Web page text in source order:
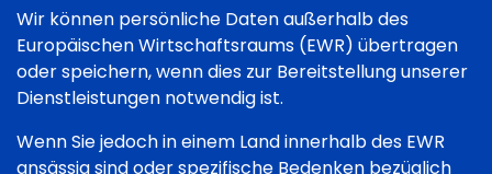
Wir können persönliche Daten außerhalb des
Europäischen Wirtschaftsraums (EWR) übertragen
oder speichern, wenn dies zur Bereitstellung unserer
Dienstleistungen notwendig ist.
Wenn Sie jedoch in einem Land innerhalb des EWR
ansässig sind oder spezifische Bedenken bezüglich